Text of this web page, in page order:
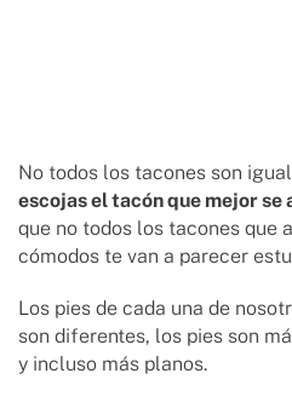
No todos los tacones son
escojas el tacón que mejor se
que no todos los tacones que
cómodos te van a parecer
Los pies de cada una de
son diferentes, los pies son
y incluso más planos.